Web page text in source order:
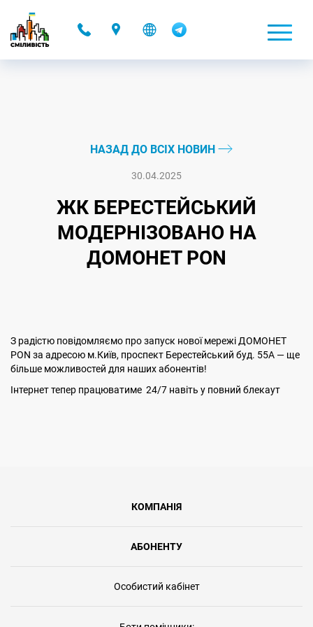
НАЗАД ДО ВСІХ НОВИН
30.04.2025
ЖК БЕРЕСТЕЙСЬКИЙ
МОДЕРНІЗОВАНО НА
ДОМОНЕТ PON
З радістю повідомляємо про запуск нової мережі ДОМОНЕТ
PON за адресою м.Київ, проспект Берестейський буд. 55А — ще
більше можливостей для наших абонентів!
Інтернет тепер працюватиме 24/7 навіть у повний блекаут
КОМПАНІЯ
АБОНЕНТУ
Особистий кабінет